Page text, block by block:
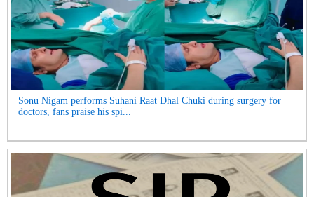
Sonu Nigam performs Suhani Raat Dhal Chuki during surgery for
doctors, fans praise his spi...